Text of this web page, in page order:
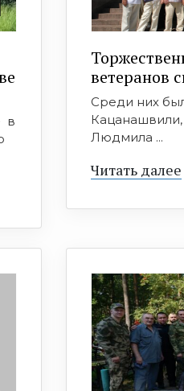
в
ветеранов
Среди них
Людмила ...
Читать далее